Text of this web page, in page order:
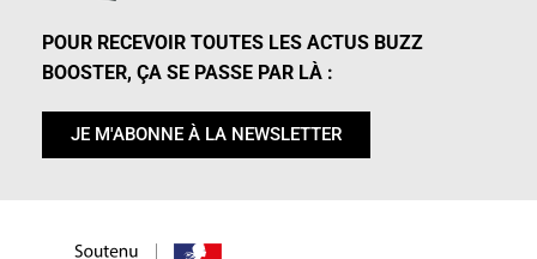
POUR RECEVOIR TOUTES LES ACTUS BUZZ
BOOSTER, ÇA SE PASSE PAR LÀ :
JE M'ABONNE À LA NEWSLETTER